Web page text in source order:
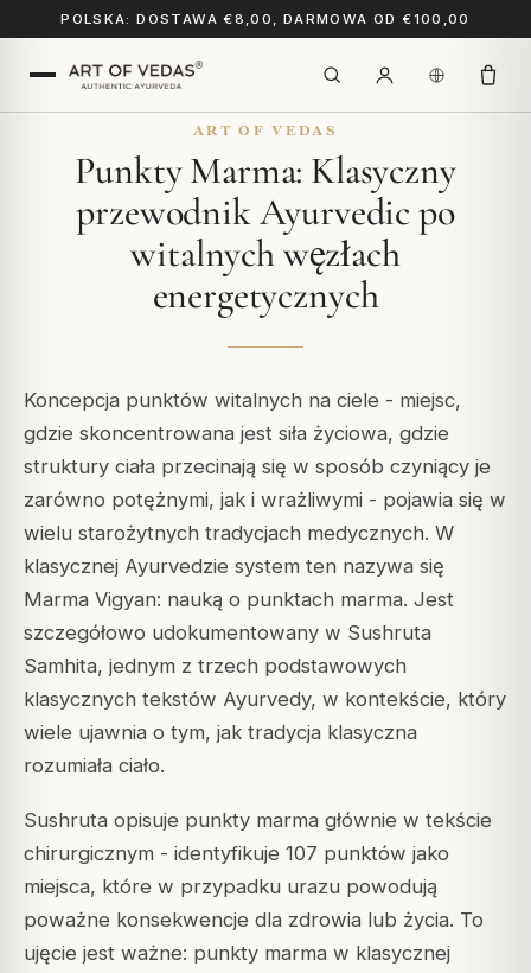
POLSKA: DOSTAWA €8,00, DARMOWA OD €100,00
ART OF VEDAS
Punkty Marma: Klasyczny
przewodnik Ayurvedic po
witalnych węzłach
energetycznych
Koncepcja punktów witalnych na ciele - miejsc,
gdzie skoncentrowana jest siła życiowa, gdzie
struktury ciała przecinają się w sposób czyniący je
zarówno potężnymi, jak i wrażliwymi - pojawia się w
wielu starożytnych tradycjach medycznych. W
klasycznej Ayurvedzie system ten nazywa się
Marma Vigyan: nauką o punktach marma. Jest
szczegółowo udokumentowany w Sushruta
Samhita, jednym z trzech podstawowych
klasycznych tekstów Ayurvedy, w kontekście, który
wiele ujawnia o tym, jak tradycja klasyczna
rozumiała ciało.
Sushruta opisuje punkty marma głównie w tekście
chirurgicznym - identyfikuje 107 punktów jako
miejsca, które w przypadku urazu powodują
poważne konsekwencje dla zdrowia lub życia. To
ujęcie jest ważne: punkty marma w klasycznej